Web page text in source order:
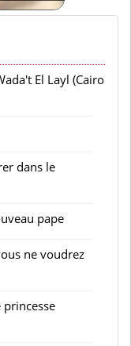
El Layl (Cairo
dans le
pape
ne voudrez